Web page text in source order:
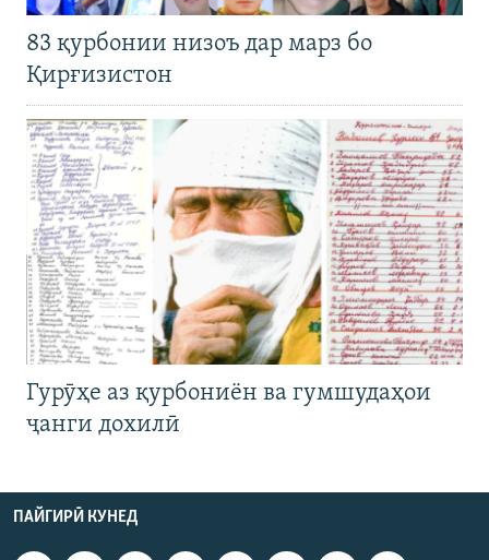
83 қурбонии низоъ дар марз бо
Қирғизистон
Гурӯҳе аз қурбониён ва гумшудаҳои
ҷанги дохилӣ
ПАЙГИРӢ КУНЕД